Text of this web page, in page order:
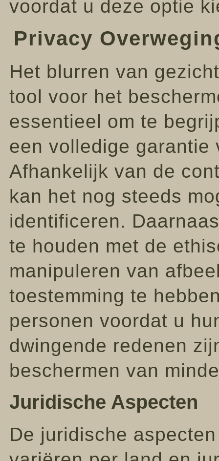
voordat u deze optie
Privacy
Het blurren van
tool voor het
essentieel om te
een volledige garantie
Afhankelijk van de
kan het nog steeds
identificeren.
te houden met de
manipuleren van
toestemming te
personen voordat u
dwingende redenen
beschermen van
Juridische Aspecten
De juridische